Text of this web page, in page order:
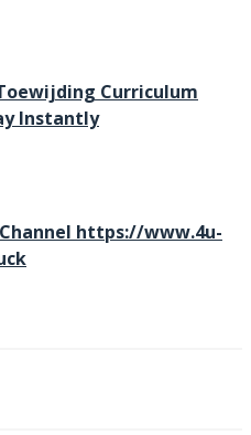
Curriculum
Instantly
https://www.4u-